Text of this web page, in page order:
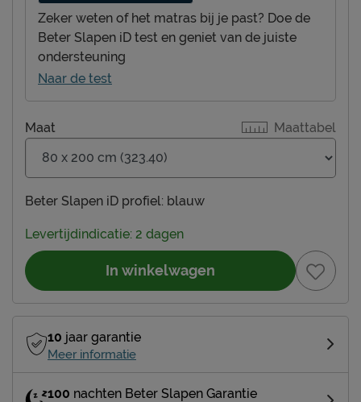
Zeker weten of het matras bij je past? Doe de
Beter Slapen iD test en geniet van de juiste
ondersteuning
Naar de test
Maattabel
Maat
Beter Slapen iD profiel: blauw
Levertijdindicatie: 2 dagen
In winkelwagen
10 jaar garantie
Meer informatie
100 nachten Beter Slapen Garantie